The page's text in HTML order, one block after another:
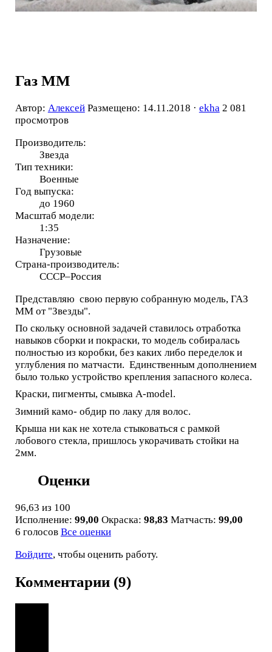
Газ ММ
Автор: Алексей Размещено: 14.11.2018 · ekha 2 081
просмотров
Производитель:
Звезда
Тип техники:
Военные
Год выпуска:
до 1960
Масштаб модели:
1:35
Назначение:
Грузовые
Страна-производитель:
СССР–Россия
Представляю свою первую собранную модель, ГАЗ
ММ от "Звезды".
По скольку основной задачей ставилось отработка
навыков сборки и покраски, то модель собиралась
полностью из коробки, без каких либо переделок и
углубления по матчасти. Единственным дополнением
было только устройство крепления запасного колеса.
Краски, пигменты, смывка A-model.
Зимний камо- обдир по лаку для волос.
Крыша ни как не хотела стыковаться с рамкой
лобового стекла, пришлось укорачивать стойки на
2мм.
Оценки
96,63 из 100
Исполнение: 99,00 Окраска: 98,83 Матчасть: 99,00
6 голосов Все оценки
Войдите, чтобы оценить работу.
Комментарии (9)